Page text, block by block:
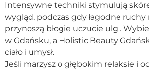
Intensywne techniki stymulują
wygląd, podczas gdy łagodne ruchy
przynoszą błogie uczucie ulgi.
w Gdańsku, a Holistic Beauty
ciało i umysł.
Jeśli marzysz o głębokim relaksie i